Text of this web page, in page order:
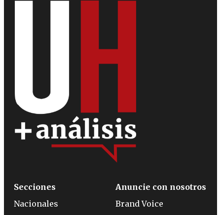
Secciones
Nacionales
Anuncie con nosotros
Brand Voice